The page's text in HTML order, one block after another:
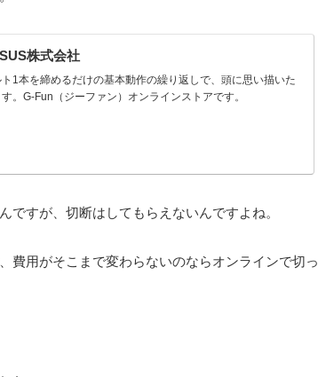
株式会社
1本を締めるだけの基本動作の繰り返しで、頭に思い描いた
。G-Fun（ジーファン）オンラインストアです。
すが、切断はしてもらえないんですよね。
費用がそこまで変わらないのならオンラインで切